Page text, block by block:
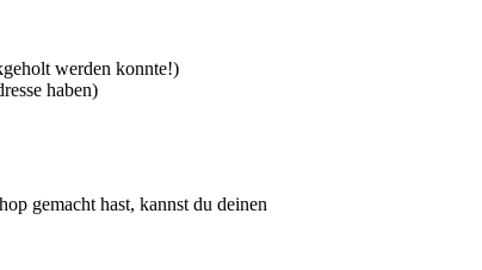
werden konnte!)
haben)
gemacht hast, kannst du deinen